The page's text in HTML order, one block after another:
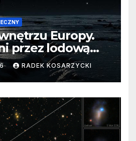
Europy.
przez lodową
RADEK KOSARZYCKI